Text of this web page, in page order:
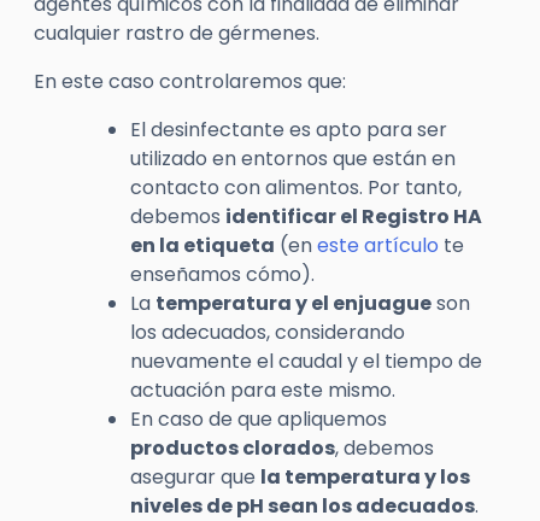
cualquier rastro de gérmenes.
En este caso controlaremos que:
El desinfectante es apto para ser
utilizado en entornos que están en
contacto con alimentos. Por tanto,
debemos identificar el Registro HA
en la etiqueta (eneste artículo te
enseñamos cómo).
La temperatura y el enjuagueson
los adecuados, considerando
nuevamente el caudal y el tiempo de
actuación para este mismo.
En caso de que apliquemos
productos clorados, debemos
asegurar que la temperatura y los
niveles de pH sean los adecuados.